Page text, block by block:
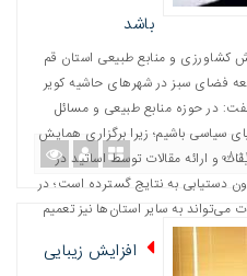
باشد
کشاورزی و منابع طبیعی استان قم
فضای سبز در شهرهای حاشیه کویر
در حوزه منابع طبیعی و مسائل
سیاسی باشیم؛ زیرا برگزاری همایش
و ارائه مقالات توسط اساتید در
دستیابی به نتایج گسترده است؛ در
به سایر استان‌ها نیز تعمیم
افزایش زیبایی